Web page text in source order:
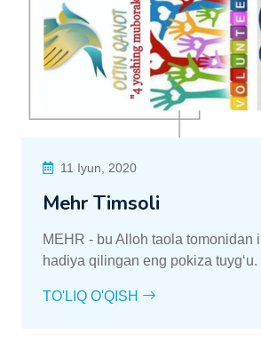
11 Iyun, 2020
Mehr Timsoli
MEHR - bu Alloh taola tomonidan
hadiya qilingan eng pokiza tuyg‘u.
TO'LIQ O'QISH